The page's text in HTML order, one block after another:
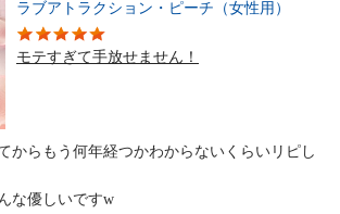
ラブアトラクション・ピーチ（女性用）
モテすぎて手放せません！
からもう何年経つかわからないくらいリピし
な優しいですw